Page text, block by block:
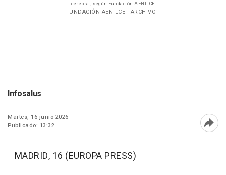
cerebral, según Fundación AENILCE
- FUNDACIÓN AENILCE - ARCHIVO
Infosalus
Martes, 16 junio 2026
Publicado: 13:32
MADRID, 16 (EUROPA PRESS)